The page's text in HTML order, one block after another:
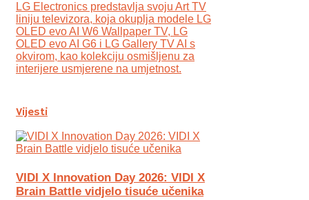
LG Electronics predstavlja svoju Art TV
liniju televizora, koja okuplja modele LG
OLED evo AI W6 Wallpaper TV, LG
OLED evo AI G6 i LG Gallery TV AI s
okvirom, kao kolekciju osmišljenu za
interijere usmjerene na umjetnost.
Vijesti
VIDI X Innovation Day 2026: VIDI X
Brain Battle vidjelo tisuće učenika